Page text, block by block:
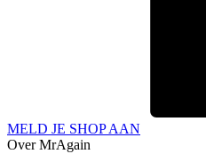
MELD JE SHOP AAN
Over MrAgain